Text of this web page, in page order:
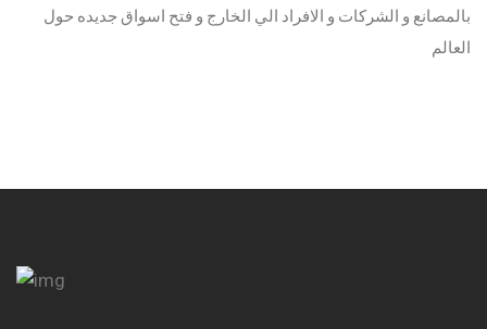
بالمصانع و الشركات و الافراد الي الخارج و فتح اسواق جديده حول
العالم